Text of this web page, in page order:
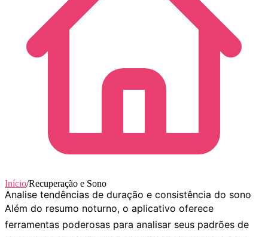
Início/Recuperação e Sono
Analise tendências de duração e consistência do sono
Além do resumo noturno, o aplicativo oferece
ferramentas poderosas para analisar seus padrões de